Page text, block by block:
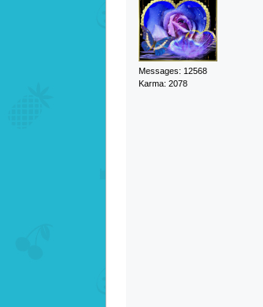
Messages: 12568
Karma: 2078